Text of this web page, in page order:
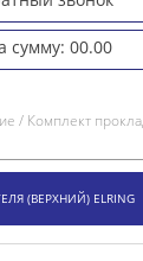
сумму: 00.00
/ Комплект
(ВЕРХНИЙ) ELRING